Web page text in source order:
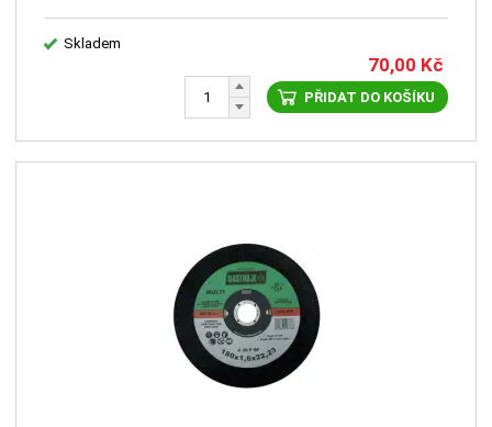
Skladem
70,00 Kč
PŘIDAT DO KOŠÍKU